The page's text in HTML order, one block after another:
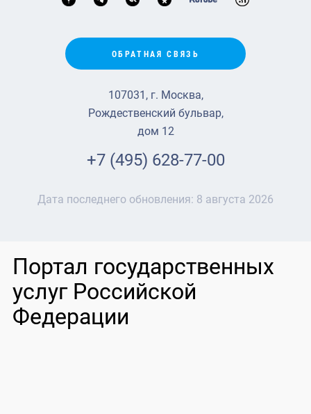
ОБРАТНАЯ СВЯЗЬ
107031, г. Москва,
Рождественский бульвар,
дом 12
+7 (495) 628-77-00
Дата последнего обновления: 8 августа 2026
Портал государственных
услуг Российской
Федерации